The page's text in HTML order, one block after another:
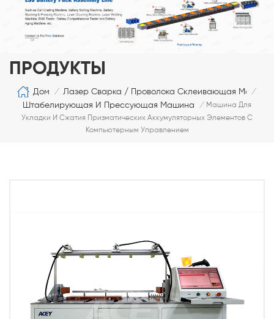
ПРОДУКТЫ
Дом / Лазер Сварка / Проволока Склеивающая Машина
/
Штабелирующая И Прессующая Машина / Машина Для
Укладки И Сжатия Призматических Аккумуляторных Элементов С
Компьютерным Управлением